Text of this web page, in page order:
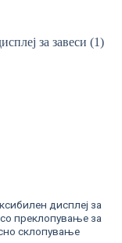
дисплеј за
преклопување за
склопување